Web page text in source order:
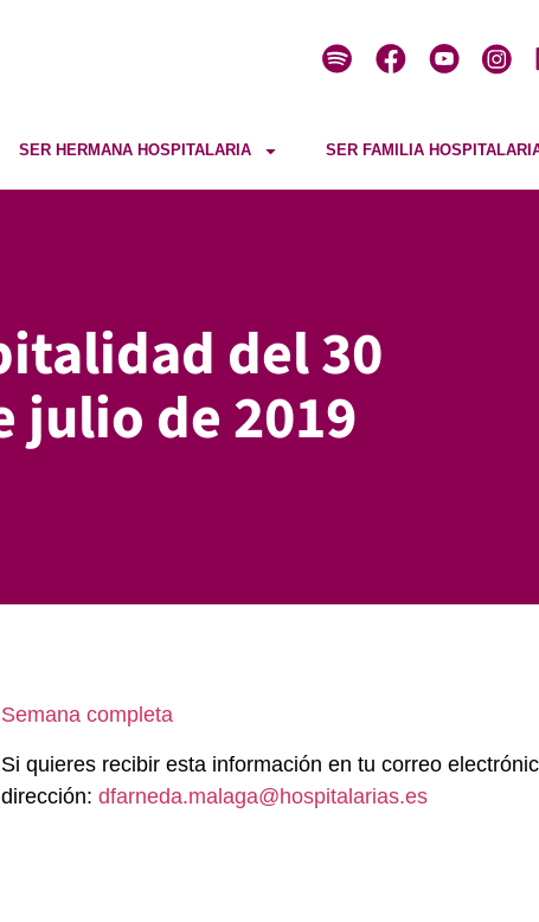
SER HERMANA HOSPITALARIA SER FAMILIA
del 30
julio de 2019
Semana completa
Si quieres recibir esta información en tu correo
dirección: dfarneda.malaga@hospitalarias.es